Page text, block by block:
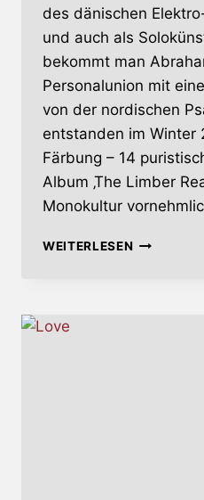
des dänischen
und auch als
bekommt man
Personalunion mit
von der nordischen
entstanden im Winter
Färbung – 14
Album ‚The Limber
Monokultur
WEITERLESENTHE